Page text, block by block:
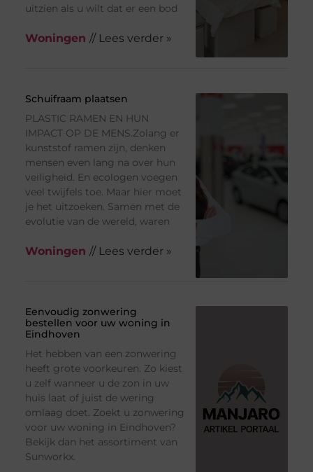
uitzien als u wilt dat er een bod
Woningen // Lees verder »
Schuifraam plaatsen
PLASTIC RAMEN EN HUN
IMPACT OP DE MENS.Zolang er
kunststof ramen zijn, denken
mensen even lang na over hun
veiligheid. En ecologen voegen
veel twijfels toe. Maar hier moet
je het uitzoeken. Samen met de
evolutie van de wereld, waren
Woningen // Lees verder »
Eenvoudig zonwering
bestellen voor uw woning in
Eindhoven
Het hebben van een zonwering
heeft grote voorkeuren. Zo kiest
u zelf wanneer u de zon in uw
huis laat of juist de wering
omlaag doet. Zoekt u zonwering
voor uw woning in Eindhoven?
Bekijk dan het assortiment van
Sunworkx.